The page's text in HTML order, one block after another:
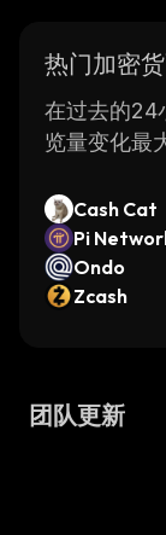
热门加密
在过去的24
览量变化最
Cash Cat
Pi
Ondo
Zcash
团队更新